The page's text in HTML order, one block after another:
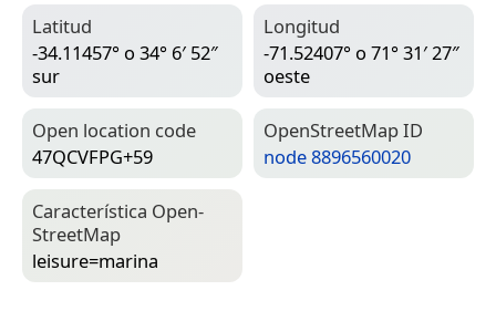
Latitud
-34.11457° o 34° 6′ 52″
sur
Longitud
-71.52407° o 71° 31′ 27″
oeste
Open location code
47QCVFPG+59
Open­Street­Map ID
node 8896560020
Característica Open­
Street­Map
leisure=­marina